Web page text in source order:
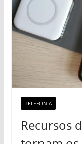
TELEFONIA
Recursos